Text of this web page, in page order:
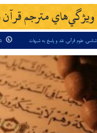
ويژگي‌هاي مترجم
,علوم قرآنی, نقد و پاسخ به شبهات